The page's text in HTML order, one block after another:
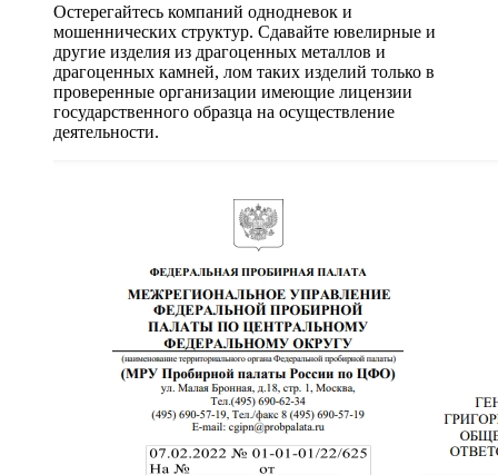
Остерегайтесь компаний однодневок и
мошеннических структур. Сдавайте ювелирные и
другие изделия из драгоценных металлов и
драгоценных камней, лом таких изделий только в
проверенные организации имеющие лицензии
государственного образца на осуществление
деятельности.